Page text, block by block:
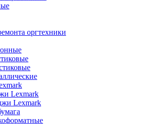
оргтехники
Lexmark
Lexmark